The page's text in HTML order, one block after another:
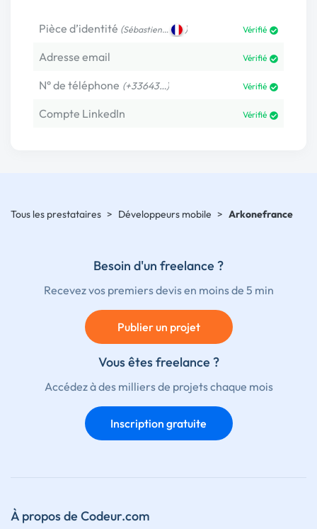
Pièce d’identité (Sébastien… ) Vérifié
Adresse email Vérifié
N° de téléphone (+33643…) Vérifié
Compte LinkedIn Vérifié
Tous les prestataires > Développeurs mobile > Arkonefrance
Besoin d'un freelance ?
Recevez vos premiers devis en moins de 5 min
Publier un projet
Vous êtes freelance ?
Accédez à des milliers de projets chaque mois
Inscription gratuite
À propos de Codeur.com